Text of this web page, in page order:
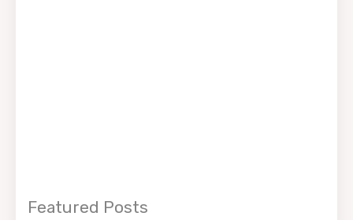
Featured Posts